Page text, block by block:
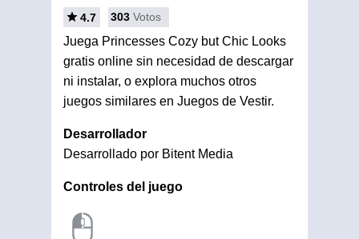
4.7 303 Votos
Juega Princesses Cozy but Chic Looks
gratis online sin necesidad de descargar
ni instalar, o explora muchos otros
juegos similares en Juegos de Vestir.
Desarrollador
Desarrollado por Bitent Media
Controles del juego